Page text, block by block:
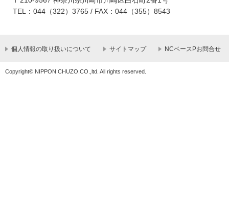
TEL：044（322）3765 / FAX：044（355）8543
個人情報の取り扱いについて サイトマップ NCベースPお問合せ
Copyright© NIPPON CHUZO.CO.,ltd. All rights reserved.